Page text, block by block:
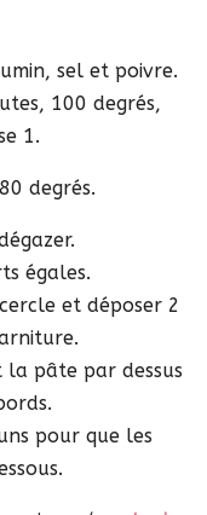
sel et poivre.
100 degrés,
1.
degrés.
égales.
et déposer 2
la pâte par dessus
pour que les